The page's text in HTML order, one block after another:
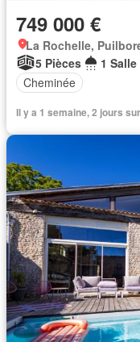
749 000 €
La Rochelle,
5 Pièces
1
Cheminée
Il y a 1 semaine, 2 jours